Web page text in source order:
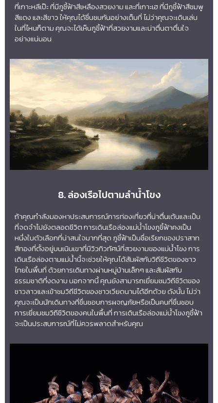
ที่เกาะหลีเป๊ะ ที่มีภูชี้ฟ้าสีเหลืองสวยงาม และที่เกาะเฮ ที่มีภูชี้ฟ้าสีชมพู
สีแดง และสีขาว ให้คุณได้ชื่นชมกันอย่างเต็มที่ ไม่ว่าคุณจะเดินเล่น
ในที่ไหนก็ตาม คุณจะได้เห็นภูชี้ฟ้าที่สวยงามและน่าตื่นตาตื่นใจ
อย่างแน่นอน
8. ล่องเรือไปตามลำน้ำโขง
ถ้าคุณกำลังมองหาประสบการณ์การท่องเที่ยวที่น่าตื่นเต้นและเป็น
ที่จดจำไปยังตลอดชีวิต การเดินเรือล่องแม่น้ำโขงภูชี้ฟ้าคงเป็น
หนึ่งในตัวเลือกที่น่าสนใจมากที่สุด ภูชี้ฟ้าเป็นชื่อเรียกของปราสาท
สีทองที่ตั้งอยู่บนเนินเขาที่มีวิวทิวทัศน์ที่สวยงามของแม่น้ำโขง การ
เดินเรือล่องตามแม่น้ำนี้จะช่วยให้คุณได้สัมผัสกับวิถีชีวิตของชาว
ไทยในพื้นที่ ด้วยการเดินทางผ่านหมู่บ้านเล็กๆ และสัมผัสกับ
ธรรมชาติที่งดงาม นอกจากนี้ คุณยังสามารถเยี่ยมชมวิถีชีวิตของ
ชาวลาวและเข้าชมวิถีชีวิตของชาวเวียดนามได้อีกด้วย ดังนั้น ไม่ว่า
คุณจะเป็นนักเดินทางที่ชื่นชอบการผจญภัยหรือเป็นคนที่ชื่นชอบ
การเยี่ยมชมวิถีชีวิตของคนในพื้นที่ การเดินเรือล่องแม่น้ำโขงภูชี้ฟ้า
จะเป็นประสบการณ์ที่ไม่ควรพลาดสำหรับคุณ